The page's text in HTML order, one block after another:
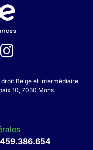
Belge et intermédiaire
10, 7030 Mons.